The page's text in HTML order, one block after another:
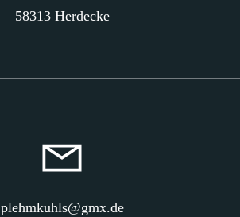
58313 Herdecke
plehmkuhls@gmx.de